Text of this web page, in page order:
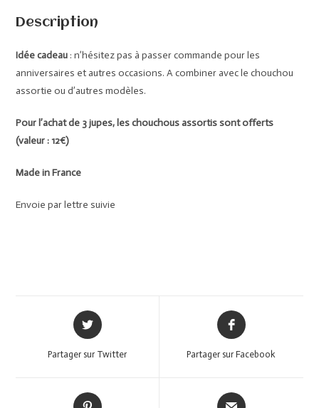
Description
Idée cadeau : n’hésitez pas à passer commande pour les
anniversaires et autres occasions. A combiner avec le chouchou
assortie ou d’autres modèles.
Pour l’achat de 3 jupes, les chouchous assortis sont offerts
(valeur : 12€)
Made in France
Envoie par lettre suivie
Partager sur Twitter Partager sur Facebook